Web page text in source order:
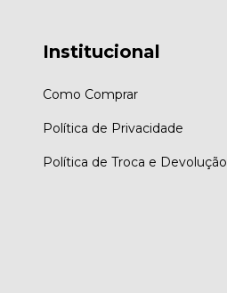
Institucional
Como Comprar
Política de Privacidade
Política de Troca e Devolução